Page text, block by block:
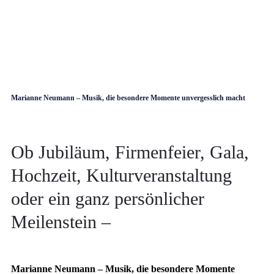
Marianne Neumann – Musik, die besondere Momente unvergesslich macht
Ob Jubiläum, Firmenfeier, Gala,
Hochzeit, Kulturveranstaltung
oder ein ganz persönlicher
Meilenstein –
Marianne Neumann – Musik, die besondere Momente